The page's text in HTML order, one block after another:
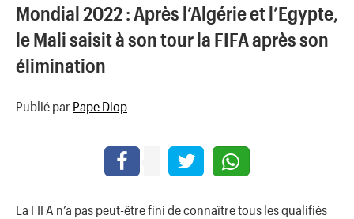
Mondial 2022 : Après l’Algérie et l’Egypte,
le Mali saisit à son tour la FIFA après son
élimination
Publié par Pape Diop
La FIFA n’a pas peut-être fini de connaître tous les qualifiés